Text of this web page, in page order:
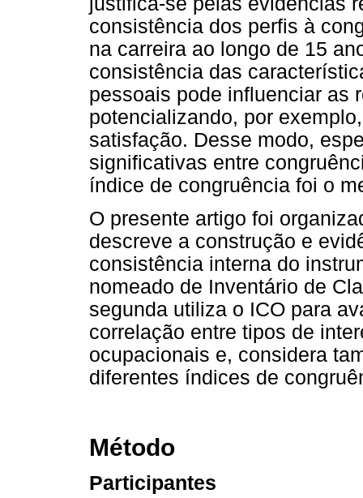
consistência dos perfis à
na carreira ao longo de 15
consistência das
pessoais pode influenciar as
potencializando, por
satisfação. Desse modo,
significativas entre
índice de congruência foi o
O presente artigo foi
descreve a construção e
consistência interna do
nomeado de Inventário de
segunda utiliza o ICO para
correlação entre tipos de
ocupacionais e, considera
diferentes índices de
Método
Participantes